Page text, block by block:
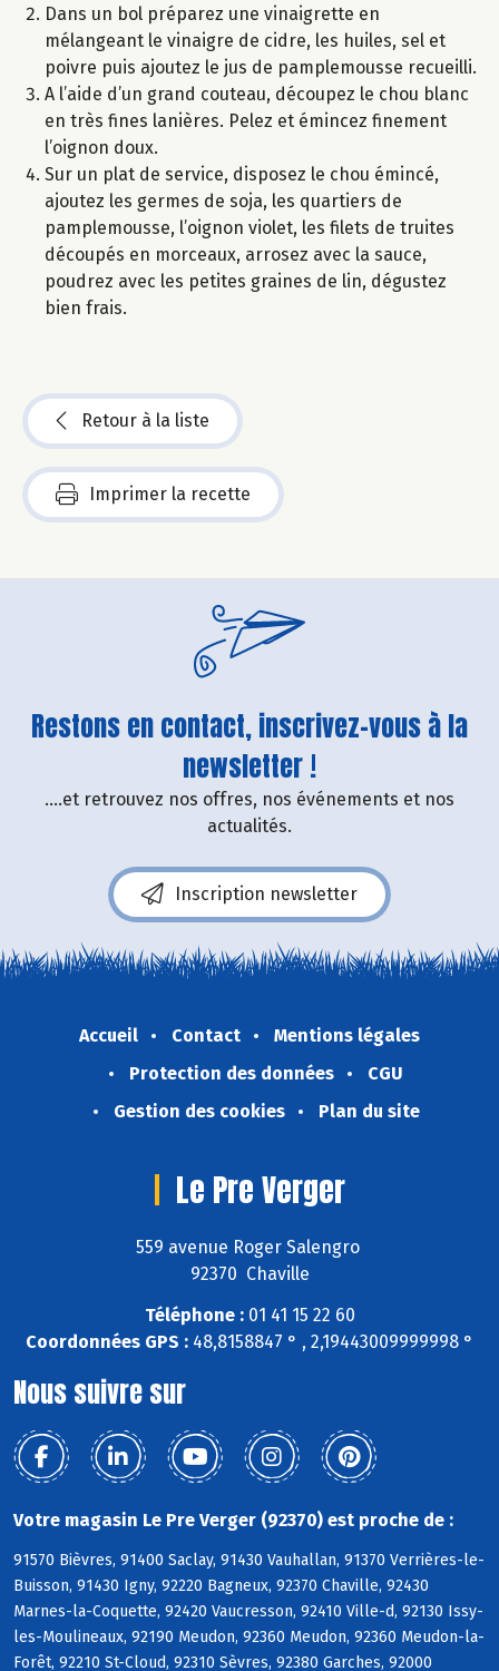
Dans un bol préparez une vinaigrette en
mélangeant le vinaigre de cidre, les huiles, sel et
poivre puis ajoutez le jus de pamplemousse recueilli.
A l’aide d’un grand couteau, découpez le chou blanc
en très fines lanières. Pelez et émincez finement
l’oignon doux.
Sur un plat de service, disposez le chou émincé,
ajoutez les germes de soja, les quartiers de
pamplemousse, l’oignon violet, les filets de truites
découpés en morceaux, arrosez avec la sauce,
poudrez avec les petites graines de lin, dégustez
bien frais.
Retour à la liste
Imprimer la recette
Restons en contact, inscrivez-vous à la
newsletter !
....et retrouvez nos offres, nos événements et nos
actualités.
Inscription newsletter
Accueil Contact
Mentions légales
Protection des données
CGU
Gestion des cookies
Plan du site
Le Pre Verger
559 avenue Roger Salengro
92370 Chaville
Téléphone :01 41 15 22 60
Coordonnées GPS : 48,8158847 ° , 2,19443009999998 °
Nous suivre sur
Votre magasin Le Pre Verger (92370) est proche de :
91570 Bièvres, 91400 Saclay, 91430 Vauhallan, 91370 Verrières-le-
Buisson, 91430 Igny, 92220 Bagneux, 92370 Chaville, 92430
Marnes-la-Coquette, 92420 Vaucresson, 92410 Ville-d, 92130 Issy-
les-Moulineaux, 92190 Meudon, 92360 Meudon, 92360 Meudon-la-
Forêt, 92210 St-Cloud, 92310 Sèvres, 92380 Garches, 92000